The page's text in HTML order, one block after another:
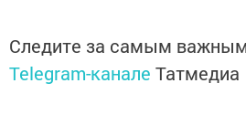
Следите за самым
Telegram-канале Татмедиа